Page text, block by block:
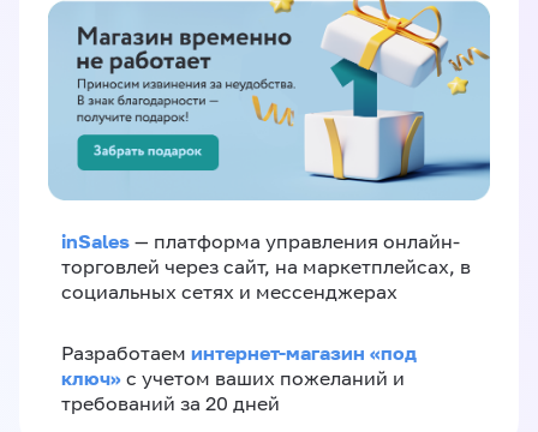
inSales — платформа управления онлайн-
торговлей через сайт, на маркетплейсах, в
социальных сетях и мессенджерах
Разработаем интернет-магазин «‎под
ключ»‎ с учетом ваших пожеланий и
требований за 20 дней